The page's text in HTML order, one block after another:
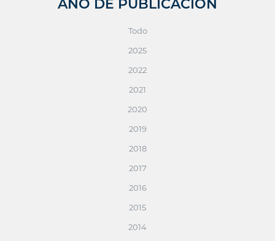
AÑO DE PUBLICACIÓN
Todo
2025
2022
2021
2020
2019
2018
2017
2016
2015
2014